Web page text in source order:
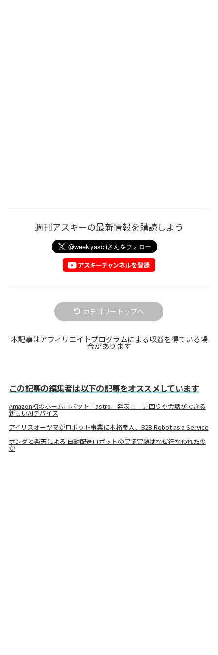
週刊アスキーの最新情報を購読しよう
カテゴリートップへ
本記事はアフィリエイトプログラムによる収益を得ている場
合があります
この記事の編集者は以下の記事をオススメしています
Amazon初のホームロボット「astro」発表！ 見回りや会話ができる
新しいAIデバイス
アイリスオーヤマがロボット事業に本格参入、B2B Robot as a Service
ホンダと楽天による 自動配送ロボットの実証実験はなぜ行なわれたの
か